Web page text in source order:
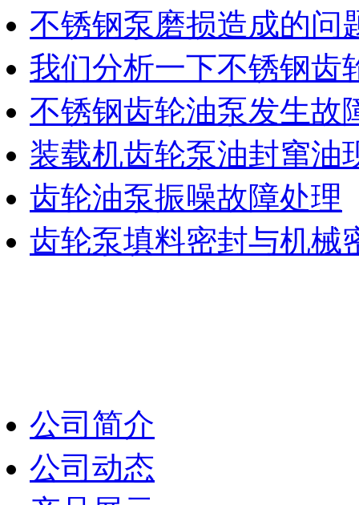
不锈钢泵磨损造成的问
我们分析一下不锈钢齿
不锈钢齿轮油泵发生故
装载机齿轮泵油封窜油
齿轮油泵振噪故障处理
齿轮泵填料密封与机械
公司简介
公司动态